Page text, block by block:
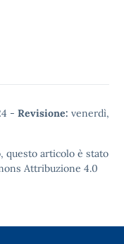
- Revisione: venerdì,
questo articolo è stato
Attribuzione 4.0